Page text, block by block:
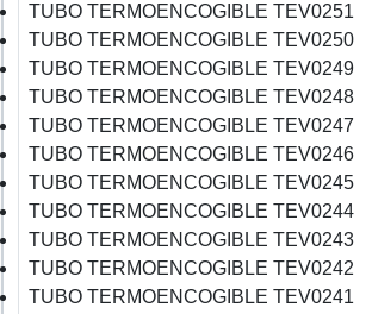
TUBO TERMOENCOGIBLE TEV0251
TUBO TERMOENCOGIBLE TEV0250
TUBO TERMOENCOGIBLE TEV0249
TUBO TERMOENCOGIBLE TEV0248
TUBO TERMOENCOGIBLE TEV0247
TUBO TERMOENCOGIBLE TEV0246
TUBO TERMOENCOGIBLE TEV0245
TUBO TERMOENCOGIBLE TEV0244
TUBO TERMOENCOGIBLE TEV0243
TUBO TERMOENCOGIBLE TEV0242
TUBO TERMOENCOGIBLE TEV0241